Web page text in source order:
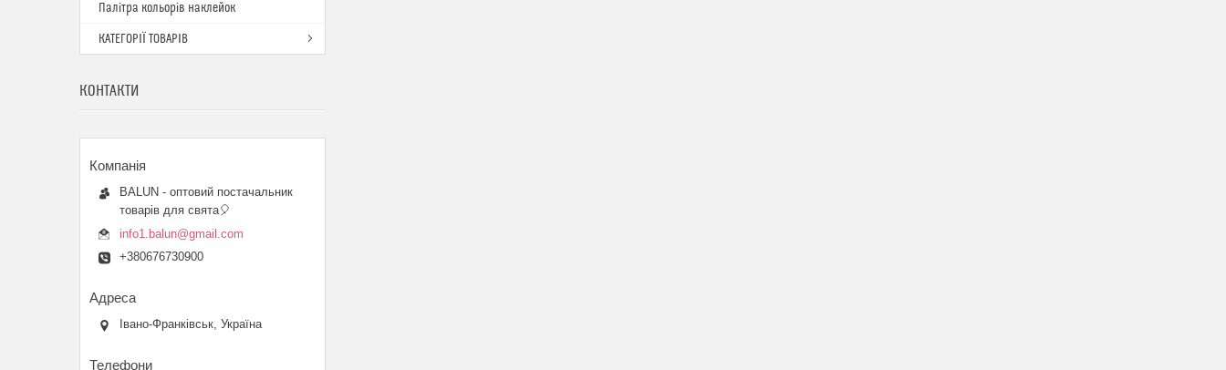
Палітра кольорів наклейок
КАТЕГОРІЇ ТОВАРІВ
КОНТАКТИ
BALUN - оптовий постачальник
товарів для свята🎈
info1.balun@gmail.com
+380676730900
Івано-Франківськ, Україна